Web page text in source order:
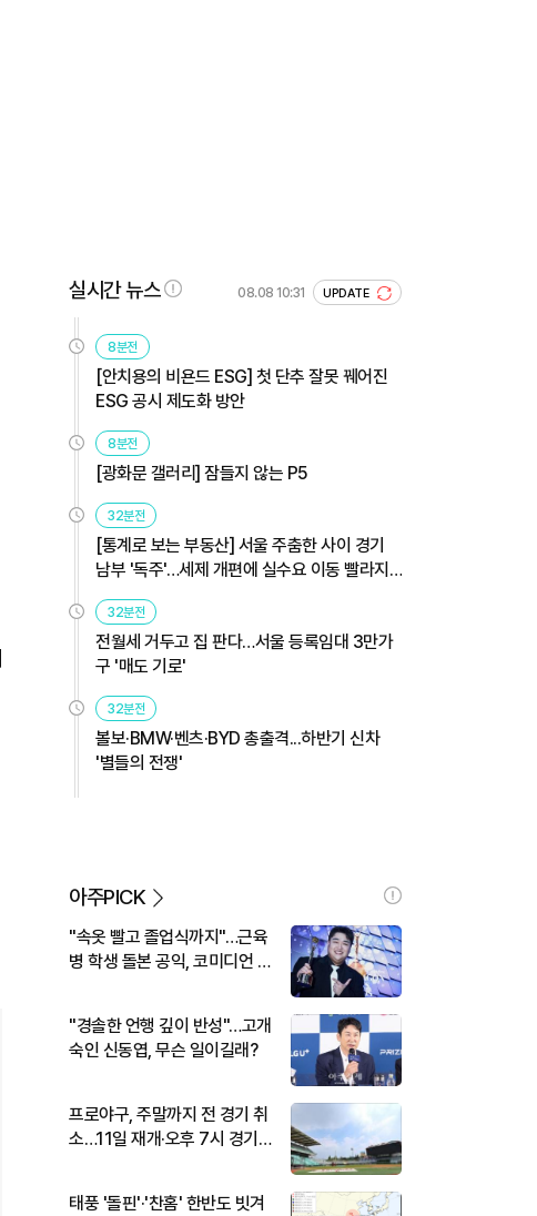
실시간 뉴스 08.08 10:31 UPDATE
8분전
[안치용의 비욘드 ESG] 첫 단추 잘못 꿰어진
ESG 공시 제도화 방안
8분전
[광화문 갤러리] 잠들지 않는 P5
32분전
[통계로 보는 부동산] 서울 주춤한 사이 경기
남부 '독주'…세제 개편에 실수요 이동 빨라지
나
32분전
전월세 거두고 집 판다…서울 등록임대 3만가
구 '매도 기로'
32분전
볼보·BMW·벤츠·BYD 총출격...하반기 신차
'별들의 전쟁'
아주PICK
"속옷 빨고 졸업식까지"…근육
병 학생 돌본 공익, 코미디언 김
"경솔한 언행 깊이 반성"…고개
숙인 신동엽, 무슨 일이길래?
프로야구, 주말까지 전 경기 취
소…11일 재개·오후 7시 경기
태풍 '돌핀'·'찬홈' 한반도 빗겨